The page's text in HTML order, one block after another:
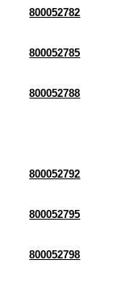
800052782
800052785
800052788
800052792
800052795
800052798